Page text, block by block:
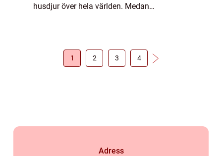
husdjur över hela världen. Medan
1 2 3 4
Adress